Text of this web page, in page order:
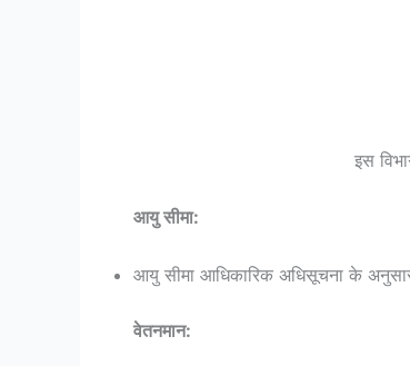
इस
आयु सीमा:
आयु सीमा आधिकारिक अधिसूचना के
वेतनमान: